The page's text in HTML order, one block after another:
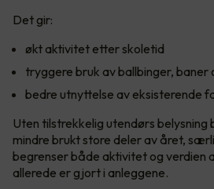
Det gir:
økt aktivitet etter skoletid
tryggere bruk av ballbinger,
bedre utnyttelse av eksisterende
Uten tilstrekkelig utendørs belysning
mindre brukt store deler av året,
begrenser både aktivitet og verdien
allerede er gjort i anleggene.